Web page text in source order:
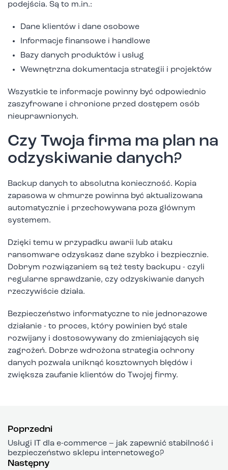
podejścia. Są to m.in.:
Dane klientów i dane osobowe
Informacje finansowe i handlowe
Bazy danych produktów i usług
Wewnętrzna dokumentacja strategii i projektów
Wszystkie te informacje powinny być odpowiednio
zaszyfrowane i chronione przed dostępem osób
nieuprawnionych.
Czy Twoja firma ma plan na
odzyskiwanie danych?
Backup danych to absolutna konieczność. Kopia
zapasowa w chmurze powinna być aktualizowana
automatycznie i przechowywana poza głównym
systemem.
Dzięki temu w przypadku awarii lub ataku
ransomware odzyskasz dane szybko i bezpiecznie.
Dobrym rozwiązaniem są też testy backupu - czyli
regularne sprawdzanie, czy odzyskiwanie danych
rzeczywiście działa.
Bezpieczeństwo informatyczne to nie jednorazowe
działanie - to proces, który powinien być stale
rozwijany i dostosowywany do zmieniających się
zagrożeń. Dobrze wdrożona strategia ochrony
danych pozwala uniknąć kosztownych błędów i
zwiększa zaufanie klientów do Twojej firmy.
Poprzedni
Usługi IT dla e-commerce – jak zapewnić stabilność i
bezpieczeństwo sklepu internetowego?
Następny